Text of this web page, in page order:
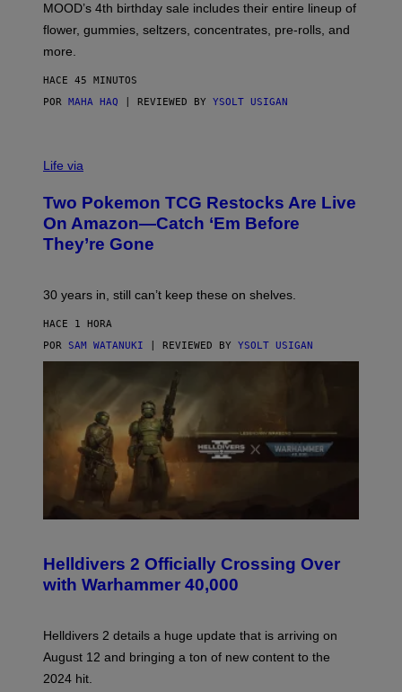
O
O
MOOD’s 4th birthday sale includes their entire lineup of
flower, gummies, seltzers, concentrates, pre-rolls, and
more.
HACE 45 MINUTOS
POR MAHA HAQ | REVIEWED BY YSOLT USIGAN
Life via
Two Pokemon TCG Restocks Are Live
On Amazon—Catch ‘Em Before
They’re Gone
30 years in, still can’t keep these on shelves.
HACE 1 HORA
POR SAM WATANUKI | REVIEWED BY YSOLT USIGAN
R
E
E
O
T
A
Helldivers 2 Officially Crossing Over
with Warhammer 40,000
Helldivers 2 details a huge update that is arriving on
August 12 and bringing a ton of new content to the
2024 hit.